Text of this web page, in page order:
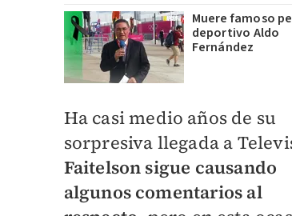
Muere famoso
deportivo Aldo
Fernández
Ha casi medio años de su
sorpresiva llegada a
Faitelson sigue causando
algunos comentarios al